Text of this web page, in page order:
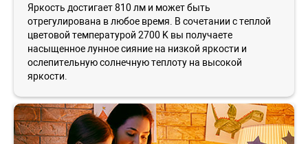
Яркость достигает 810 лм и может быть
отрегулирована в любое время. В сочетании с теплой
цветовой температурой 2700 K вы получаете
насыщенное лунное сияние на низкой яркости и
ослепительную солнечную теплоту на высокой
яркости.